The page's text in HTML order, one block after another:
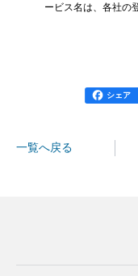
ービス名は、各社の
シェア
一覧へ戻る